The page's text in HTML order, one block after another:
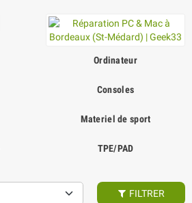
Ordinateur
Consoles
Materiel de sport
TPE/PAD
FILTRER